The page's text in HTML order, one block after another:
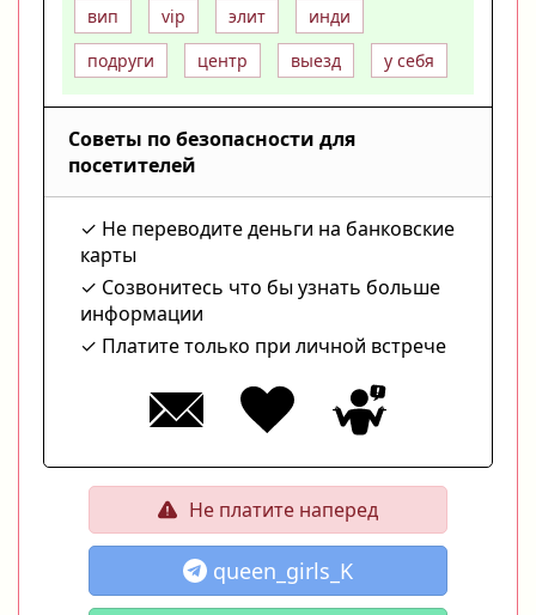
вип
vip элит
инди
подруги
центр выезд у себя
Советы по безопасности для
посетителей
Не переводите деньги на банковские
карты
Созвонитесь что бы узнать больше
информации
Платите только при личной встрече
Не платите наперед
queen_girls_K